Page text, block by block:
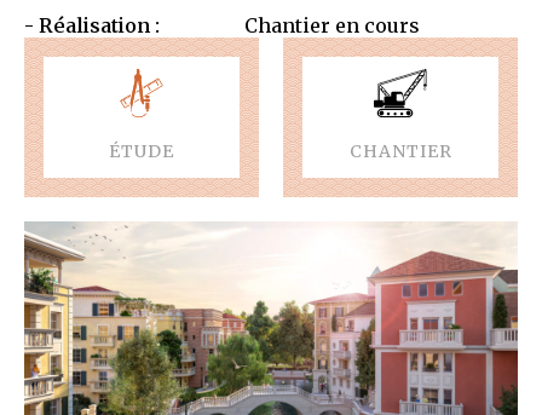
Réalisation :
Chantier en cours
ÉTUDE CHANTIER